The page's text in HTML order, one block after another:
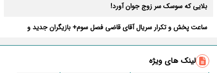
بلایی که سوسک سر زوج جوان آورد!
ساعت پخش و تکرار سریال آقای قاضی فصل سوم+ بازیگران جدید و
طرز تهیه سالاد ماکارونی خانگی خوشمزه و لذیذ + آموزش تصویری
طرز تهیه پاستا با سس آلفردو و مرغ فوری + آموزش تصویری پنه
لینک های ویژه